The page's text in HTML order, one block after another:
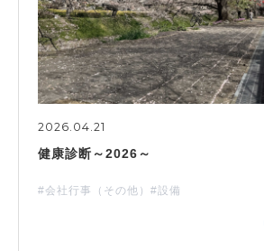
2026.04.21
健康診断～2026～
#会社行事（その他） #設備